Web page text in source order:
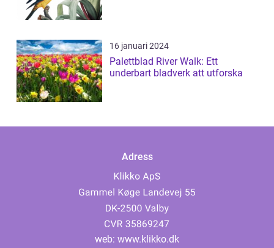
16 januari 2024
Palettblad River Walk: Ett
underbart bladverk att utforska
Adress
web: www.klikko.dk